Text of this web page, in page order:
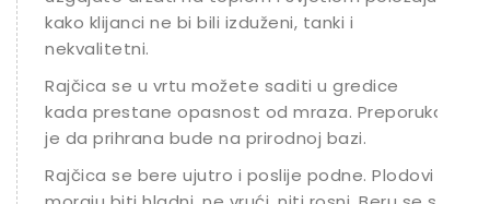
kako klijanci ne bi bili izduženi, tanki i
nekvalitetni.
Rajčica se u vrtu možete saditi u gredice
kada prestane opasnost od mraza. Preporuka
je da prihrana bude na prirodnoj bazi.
Rajčica se bere ujutro i poslije podne. Plodovi